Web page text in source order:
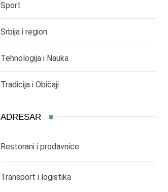
Sport
Srbija i region
Tehnologija i Nauka
Tradicija i Običaji
ADRESAR
Restorani i prodavnice
Transport i logistika